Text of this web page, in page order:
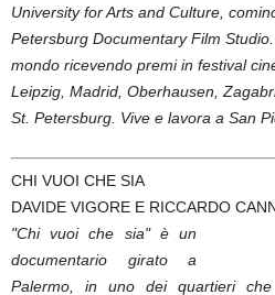
University for Arts and Culture,
Petersburg Documentary Film
mondo ricevendo premi in festival
Leipzig, Madrid, Oberhausen,
St. Petersburg. Vive e lavora a San
CHI VUOI CHE SIA
DAVIDE VIGORE E RICCARDO
"Chi vuoi che sia" è un
documentario girato a
Palermo, in uno dei quartieri